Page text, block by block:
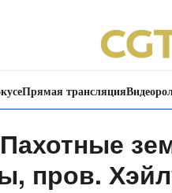
Прямая трансляция
пров.